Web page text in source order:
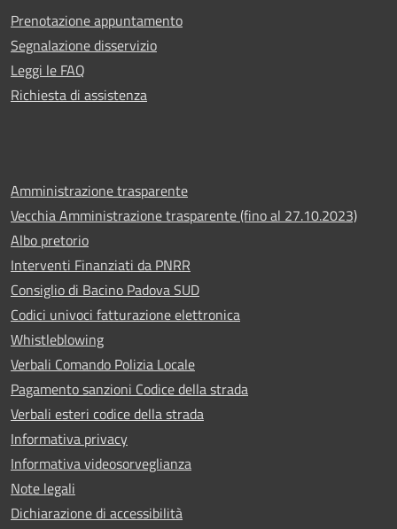
Prenotazione appuntamento
Segnalazione disservizio
Leggi le FAQ
Richiesta di assistenza
Amministrazione trasparente
Vecchia Amministrazione trasparente (fino al 27.10.2023)
Albo pretorio
Interventi Finanziati da PNRR
Consiglio di Bacino Padova SUD
Codici univoci fatturazione elettronica
Whistleblowing
Verbali Comando Polizia Locale
Pagamento sanzioni Codice della strada
Verbali esteri codice della strada
Informativa privacy
Informativa videosorveglianza
Note legali
Dichiarazione di accessibilità